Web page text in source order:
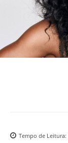
Tempo de Leitura: